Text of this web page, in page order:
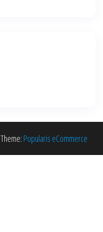
Theme: Popularis eCommerce